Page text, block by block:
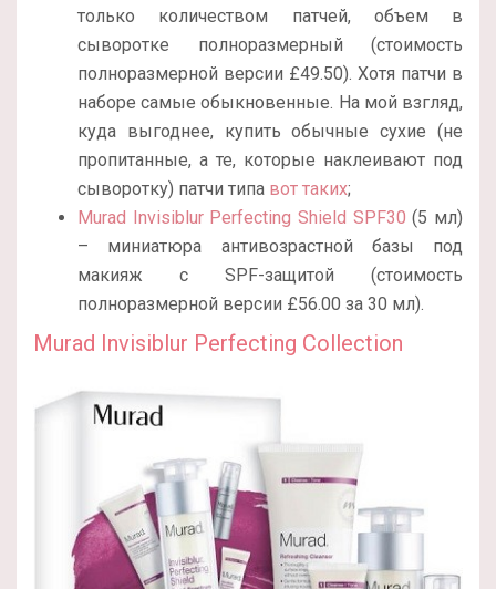
только количеством патчей, объем в
сыворотке полноразмерный (стоимость
полноразмерной версии £49.50). Хотя патчи в
наборе самые обыкновенные. На мой взгляд,
куда выгоднее, купить обычные сухие (не
пропитанные, а те, которые наклеивают под
сыворотку) патчи типа вот таких;
Murad Invisiblur Perfecting Shield SPF30 (5 мл)
– миниатюра антивозрастной базы под
макияж с SPF-защитой (стоимость
полноразмерной версии £56.00 за 30 мл).
Murad Invisiblur Perfecting Collection